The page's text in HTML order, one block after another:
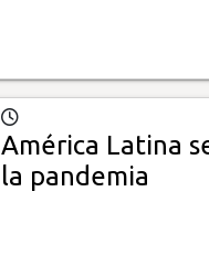
América Latina
la pandemia